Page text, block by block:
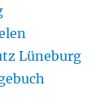
Lüneburg